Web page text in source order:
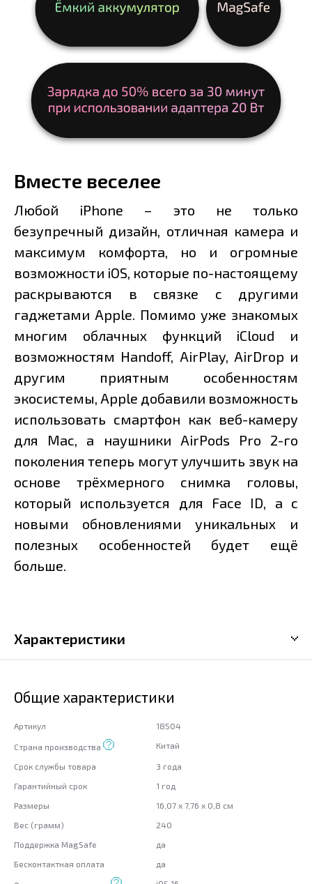
Вместе веселее
Любой iPhone – это не только
безупречный дизайн, отличная камера и
максимум комфорта, но и огромные
возможности iOS, которые по-настоящему
раскрываются в связке с другими
гаджетами Apple. Помимо уже знакомых
многим облачных функций iCloud и
возможностям Handoff, AirPlay, AirDrop и
другим приятным особенностям
экосистемы, Apple добавили возможность
использовать смартфон как веб-камеру
для Mac, а наушники AirPods Pro 2-го
поколения теперь могут улучшить звук на
основе трёхмерного снимка головы,
который используется для Face ID, а с
новыми обновлениями уникальных и
полезных особенностей будет ещё
больше.
Характеристики
Общие характеристики
Артикул 18504
Страна производства Китай
Срок службы товара
3 года
Гарантийный срок
1 год
Размеры
16,07 x 7,76 x 0,8 см
Вес (грамм)
240
Поддержка MagSafe
да
Бесконтактная оплата
да